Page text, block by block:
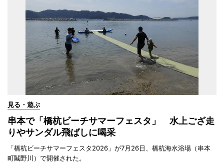
見る・遊ぶ
串本で「橋杭ビーチサマーフェスタ」 水上ござ走
りやサンダル飛ばしに喝采
「橋杭ビーチサマーフェスタ2026」が7月26日、橋杭海水浴場（串本
町鬮野川）で開催された。